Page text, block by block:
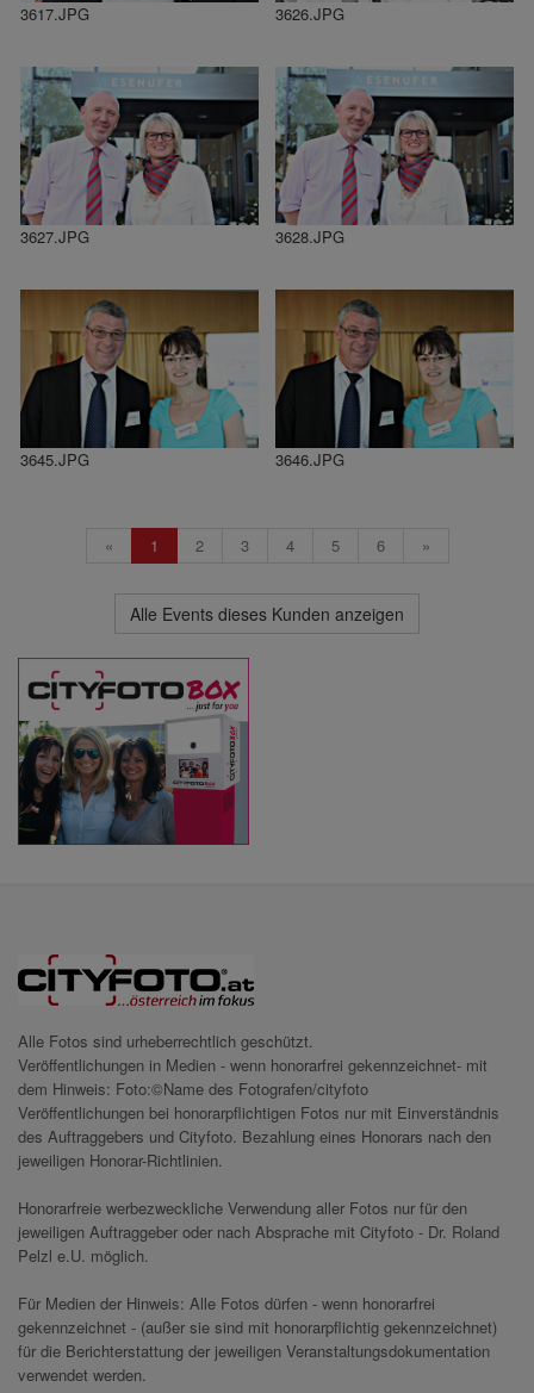
3617.JPG 3626.JPG
3627.JPG 3628.JPG
3645.JPG 3646.JPG
« 1 2 3 4 5 6 »
Alle Events dieses Kunden anzeigen
Alle Fotos sind urheberrechtlich geschützt.
Veröffentlichungen in Medien - wenn honorarfrei gekennzeichnet- mit
dem Hinweis: Foto:©Name des Fotografen/cityfoto
Veröffentlichungen bei honorarpflichtigen Fotos nur mit Einverständnis
des Auftraggebers und Cityfoto. Bezahlung eines Honorars nach den
jeweiligen Honorar-Richtlinien.
Honorarfreie werbezweckliche Verwendung aller Fotos nur für den
jeweiligen Auftraggeber oder nach Absprache mit Cityfoto - Dr. Roland
Pelzl e.U. möglich.
Für Medien der Hinweis: Alle Fotos dürfen - wenn honorarfrei
gekennzeichnet - (außer sie sind mit honorarpflichtig gekennzeichnet)
für die Berichterstattung der jeweiligen Veranstaltungsdokumentation
verwendet werden.